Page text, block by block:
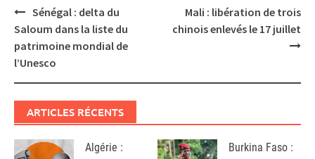
Post
navigation
Sénégal : delta du
Saloum dans la liste du
patrimoine mondial de
l’Unesco
Mali : libération de trois
chinois enlevés le 17 juillet
ARTICLES RÉCENTS
Algérie :
Burkina Faso :